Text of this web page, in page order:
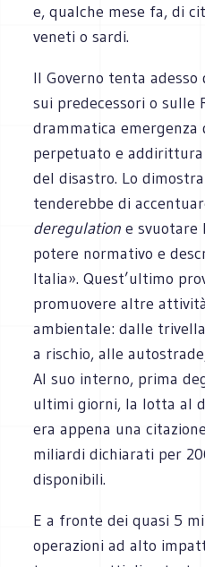
e, qual­che mese fa, di
veneti o sardi.
Il Governo tenta adesso
sui pre­de­ces­sori o sulle
dram­ma­tica emer­genza
per­pe­tuato e
del disa­stro. Lo
ten­de­rebbe di
dere­gu­la­tion e svuo­tare
potere nor­ma­tivo e
Ita­lia». Quest’ultimo
pro­muo­vere altre
ambien­tale: dalle
a rischio, alle
Al suo interno, prima
ultimi giorni, la lotta al
era appena una
miliardi dichia­rati per
disponibili.
E a fronte dei quasi 5
ope­ra­zioni ad alto